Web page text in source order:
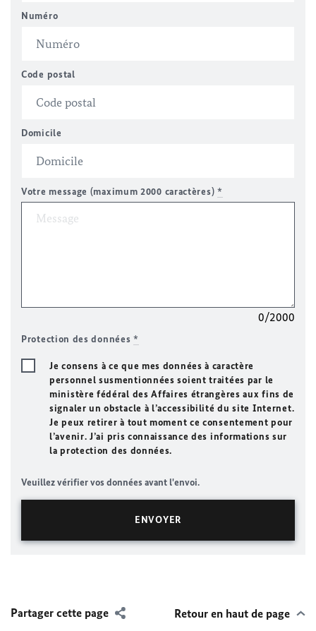
Numéro
Code postal
Domicile
Votre message (maximum 2000 caractères) *
0/2000
Protection des données*
Je consens à ce que mes données à caractère
personnel susmentionnées soient traitées par le
ministère fédéral des Affaires étrangères aux fins de
signaler un obstacle à l’accessibilité du site Internet.
Je peux retirer à tout moment ce consentement pour
l’avenir. J’ai pris connaissance des informations sur
la protection des données.
Veuillez vérifier vos données avant l'envoi.
Partager cette page Retour en haut de page